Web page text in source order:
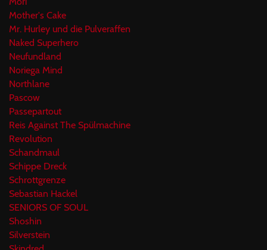
Mother's Cake
Mr. Hurley und die Pulveraffen
Naked Superhero
Neufundland
Noriega Mind
Northlane
Pascow
Passepartout
Reis Against The Spülmachine
Revolution
Schandmaul
Schippe Dreck
Schrottgrenze
Sebastian Hackel
SENIORS OF SOUL
Shoshin
Silverstein